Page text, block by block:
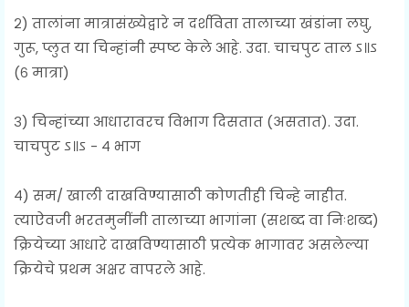
२) तालांना मात्रासंख्येद्वारे न दर्शविता तालाच्या खंडांना लघु,
गुरू, प्लुत या चिन्हांनी स्पष्ट केले आहे. उदा. चाचपुट ताल ऽ॥ऽ
(६ मात्रा)
३) चिन्हांच्या आधारावरच विभाग दिसतात (असतात). उदा.
चाचपुट ऽ॥ऽ - ४ भाग
४) सम/ खाली दाखविण्यासाठी कोणतीही चिन्हे नाहीत.
त्याऐवजी भरतमुनींनी तालाच्या भागांना (सशब्द वा निःशब्द)
क्रियेच्या आधारे दाखविण्यासाठी प्रत्येक भागावर असलेल्या
क्रियेचे प्रथम अक्षर वापरले आहे.